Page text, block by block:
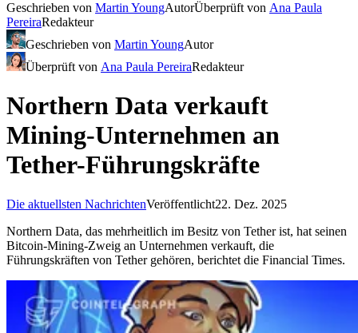
Geschrieben von Martin YoungAutorÜberprüft von Ana Paula
PereiraRedakteur
Geschrieben von Martin YoungAutor
Überprüft von Ana Paula PereiraRedakteur
Northern Data verkauft
Mining-Unternehmen an
Tether-Führungskräfte
Die aktuellsten NachrichtenVeröffentlicht22. Dez. 2025
Northern Data, das mehrheitlich im Besitz von Tether ist, hat seinen
Bitcoin-Mining-Zweig an Unternehmen verkauft, die
Führungskräften von Tether gehören, berichtet die Financial Times.